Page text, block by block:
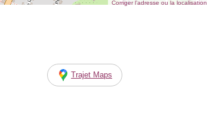
Corriger l’adresse ou la localisation
Trajet Maps